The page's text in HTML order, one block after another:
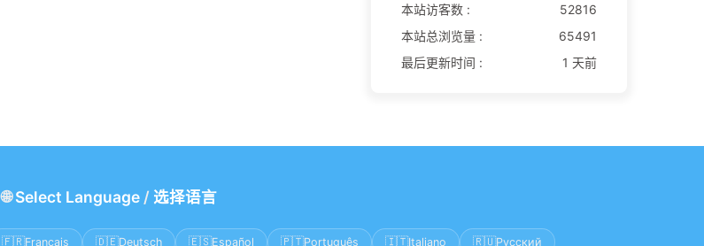
本站访客数 :
52816
本站总浏览量 :
65491
最后更新时间 :
1 天前
🌐Select Language/ 选择语言
🇫🇷Français 🇩🇪Deutsch 🇪🇸Español 🇵🇹Português 🇮🇹Italiano 🇷🇺Русский